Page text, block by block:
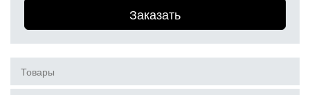
Заказать
Товары